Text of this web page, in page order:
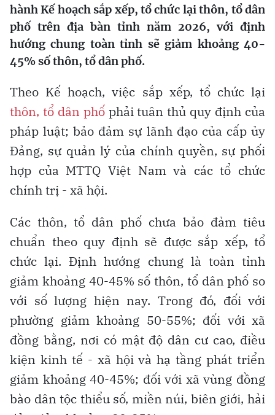
hành Kế hoạch sắp xếp, tổ chức lại thôn, tổ dân
phố trên địa bàn tỉnh năm 2026, với định
hướng chung toàn tỉnh sẽ giảm khoảng 40-
45% số thôn, tổ dân phố.
Theo Kế hoạch, việc sắp xếp, tổ chức lại
thôn, tổ dân phố phải tuân thủ quy định của
pháp luật; bảo đảm sự lãnh đạo của cấp ủy
Đảng, sự quản lý của chính quyền, sự phối
hợp của MTTQ Việt Nam và các tổ chức
chính trị - xã hội.
Các thôn, tổ dân phố chưa bảo đảm tiêu
chuẩn theo quy định sẽ được sắp xếp, tổ
chức lại. Định hướng chung là toàn tỉnh
giảm khoảng 40-45% số thôn, tổ dân phố so
với số lượng hiện nay. Trong đó, đối với
phường giảm khoảng 50-55%; đối với xã
đồng bằng, nơi có mật độ dân cư cao, điều
kiện kinh tế - xã hội và hạ tầng phát triển
giảm khoảng 40-45%; đối với xã vùng đồng
bào dân tộc thiểu số, miền núi, biên giới, hải